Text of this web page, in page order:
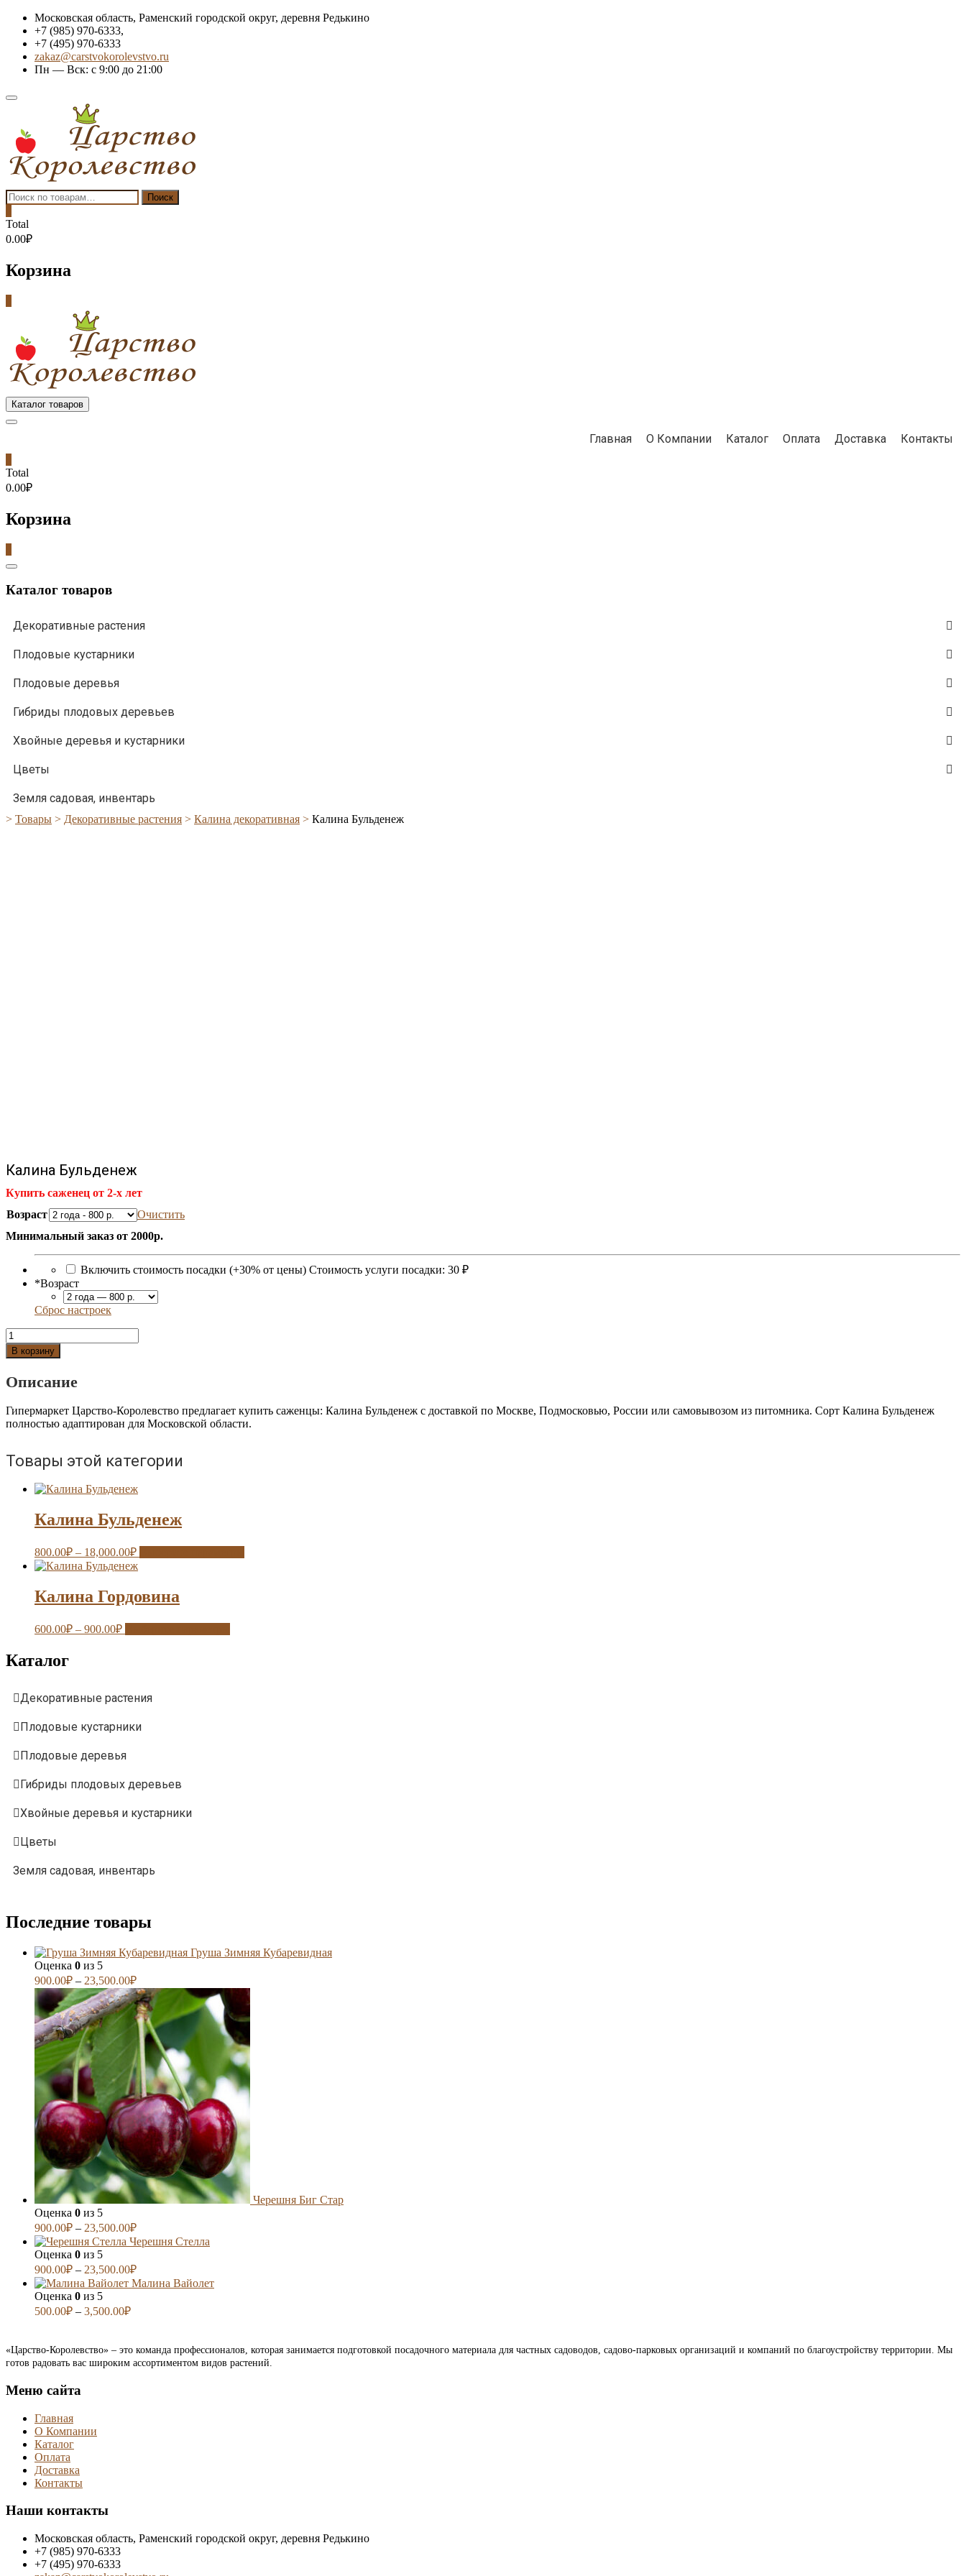
Skip
content
Московская область, Раменский городской округ, деревня Редькино
+7 (985) 970-6333,
+7 (495) 970-6333
zakaz@carstvokorolevstvo.ru
Пн — Вск: с 9:00 до 21:00
Topbar
Искать: Поиск
Total
0.00₽
Корзина
Каталог товаров
Главная О Компании Каталог Оплата Доставка Контакты
Total
0.00₽
Корзина
Catalog
Каталог товаров
Декоративные растения
Плодовые кустарники
Плодовые деревья
Гибриды плодовых деревьев
Хвойные деревья и кустарники
Цветы
Земля садовая, инвентарь
> Товары > Декоративные растения > Калина декоративная > Калина Бульденеж
Калина Бульденеж
Купить саженец от 2-х лет
Возраст
Очистить
Минимальный заказ от 2000р.
Включить стоимость посадки (+30% от цены) Стоимость услуги посадки: 30 ₽
*Возраст
Сброс настроек
Количество
Калина
Бульденеж
В корзину
Описание
Гипермаркет Царство-Королевство предлагает купить саженцы: Калина Бульденеж с доставкой по Москве, Подмосковью, России или самовывозом из питомника. Сорт Калина Бульденеж
полностью адаптирован для Московской области.
Товары этой категории
Калина Бульденеж
800.00₽ – 18,000.00₽
Калина Гордовина
600.00₽ – 900.00₽
Каталог
Декоративные растения
Плодовые кустарники
Плодовые деревья
Гибриды плодовых деревьев
Хвойные деревья и кустарники
Цветы
Земля садовая, инвентарь
Последние товары
Груша Зимняя Кубаревидная
Оценка 0 из 5
900.00₽ – 23,500.00₽
Черешня Биг Стар
Оценка 0 из 5
900.00₽ – 23,500.00₽
Черешня Стелла
Оценка 0 из 5
900.00₽ – 23,500.00₽
Малина Вайолет
Оценка 0 из 5
500.00₽ – 3,500.00₽
«Царство-Королевство» – это команда профессионалов, которая занимается подготовкой посадочного материала для частных садоводов, садово-парковых организаций и компаний по благоустройству территории. Мы
готов радовать вас широким ассортиментом видов растений.
Меню сайта
Главная
О Компании
Каталог
Оплата
Доставка
Контакты
Наши контакты
Московская область, Раменский городской округ, деревня Редькино
+7 (985) 970-6333
+7 (495) 970-6333